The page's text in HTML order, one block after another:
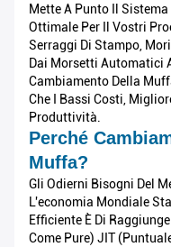
Mette A Punto Il
Ottimale Per Il Vostri
Serraggi Di Stampo,
Dai Morsetti Automatici
Cambiamento Della
Che I Bassi Costi,
Produttività.
Perché
Muffa?
Gli Odierni Bisogni Del
L'economia Mondiale
Efficiente È Di
Come Pure) JIT